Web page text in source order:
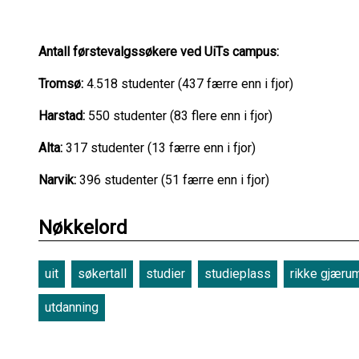
Antall førstevalgssøkere ved UiTs campus:
Tromsø: 4.518 studenter (437 færre enn i fjor)
Harstad: 550 studenter (83 flere enn i fjor)
Alta: 317 studenter (13 færre enn i fjor)
Narvik: 396 studenter (51 færre enn i fjor)
Nøkkelord
uit søkertall studier studieplass rikke
utdanning